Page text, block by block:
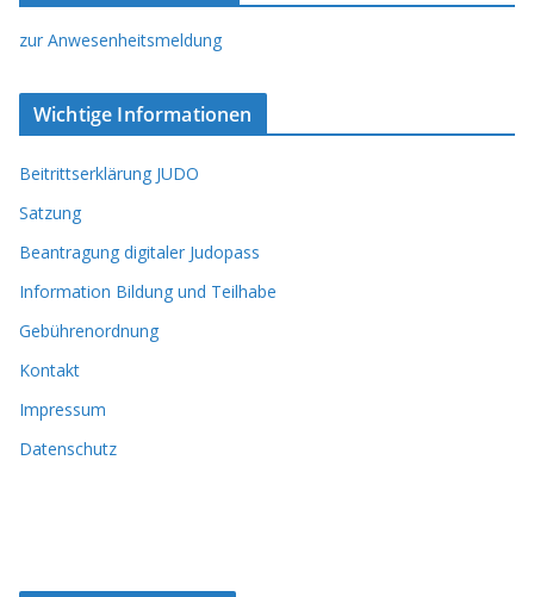
zur Anwesenheitsmeldung
Wichtige Informationen
Beitrittserklärung JUDO
Satzung
Beantragung digitaler Judopass
Information Bildung und Teilhabe
Gebührenordnung
Kontakt
Impressum
Datenschutz